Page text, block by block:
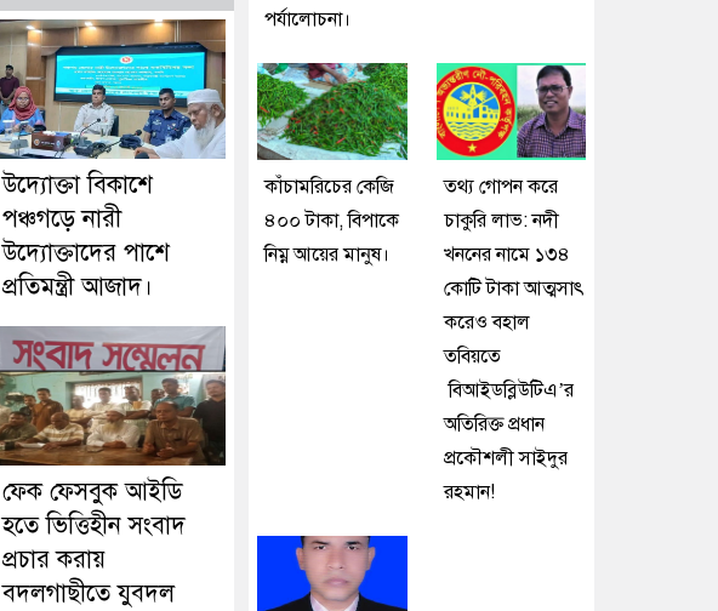
উদ্যোক্তা বিকাশে
পঞ্চগড়ে নারী
উদ্যোক্তাদের পাশে
প্রতিমন্ত্রী আজাদ।
ফেক ফেসবুক আইডি
হতে ভিত্তিহীন সংবাদ
প্রচার করায়
বদলগাছীতে যুবদল
পর্যালোচনা।
কাঁচামরিচের কেজি
৪০০ টাকা, বিপাকে
নিম্ন আয়ের মানুষ।
তথ্য গোপন করে
চাকুরি লাভ: নদী
খননের নামে ১৩৪
কোটি টাকা আত্মসাৎ
করেও বহাল
তবিয়তে
বিআইডব্লিউটিএ’র
অতিরিক্ত প্রধান
প্রকৌশলী সাইদুর
রহমান!